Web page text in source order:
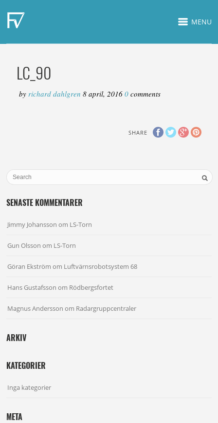
MENU
LC_90
byrichard dahlgren8 april, 2016 0comments
SHARE
SENASTE KOMMENTARER
Jimmy Johansson om LS-Torn
Gun Olsson om LS-Torn
Göran Ekström om Luftvärnsrobotsystem 68
Hans Gustafsson om Rödbergsfortet
Magnus Andersson om Radargruppcentraler
ARKIV
KATEGORIER
Inga kategorier
META